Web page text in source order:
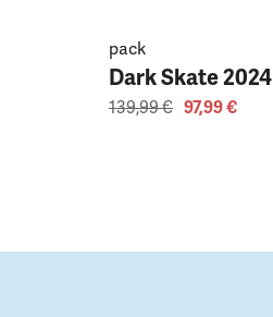
pack
Dark Skate 2024
139,99 € 97,99 €